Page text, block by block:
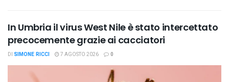
In Umbria il virus West Nile è stato intercettato
precocemente grazie ai cacciatori
DI SIMONE RICCI 7 AGOSTO 2026 0